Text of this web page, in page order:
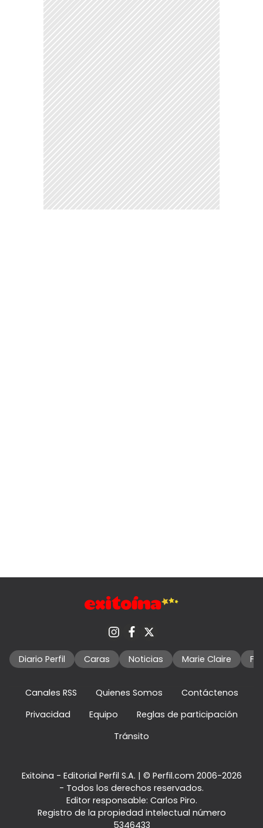
Diario Perfil Caras Noticias Marie Claire
Canales RSS Quienes Somos
Contáctenos
Privacidad
Equipo
Reglas de participación
Tránsito
Exitoina - Editorial Perfil S.A. | © Perfil.com 2006-2026
- Todos los derechos reservados.
Editor responsable: Carlos Piro.
Registro de la propiedad intelectual número
5346433